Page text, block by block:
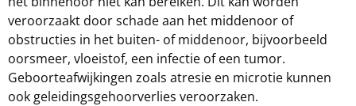
veroorzaakt door schade aan het middenoor of
obstructies in het buiten- of middenoor, bijvoorbeeld
oorsmeer, vloeistof, een infectie of een tumor.
Geboorteafwijkingen zoals atresie en microtie kunnen
ook geleidingsgehoorverlies veroorzaken.